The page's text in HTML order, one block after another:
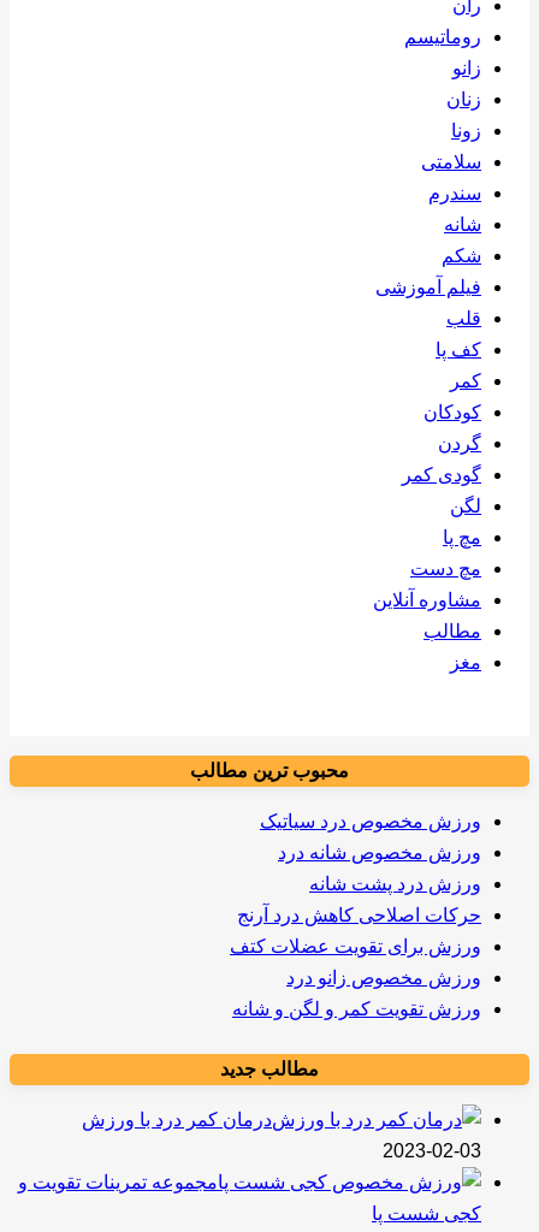
ران
روماتیسم
زانو
زنان
زونا
سلامتی
سندرم
شانه
شکم
فیلم آموزشی
قلب
کف پا
کمر
کودکان
گردن
گودی کمر
لگن
مچ پا
مچ دست
مشاوره آنلاین
مطالب
مغز
محبوب ترین مطالب
ورزش مخصوص درد سیاتیک
ورزش مخصوص شانه درد
ورزش درد پشت شانه
حرکات اصلاحی کاهش درد آرنج
ورزش برای تقویت عضلات کتف
ورزش مخصوص زانو درد
ورزش تقویت کمر و لگن و شانه
مطالب جدید
درمان کمر درد با ورزش
2023-02-03
مجموعه تمرینات تقویت و
کجی شست پا